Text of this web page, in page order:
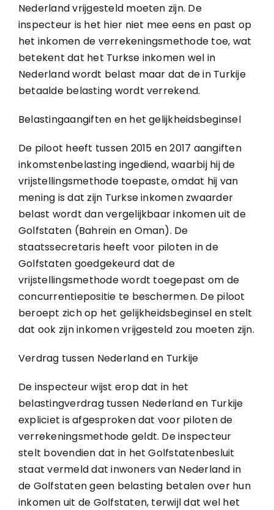
Nederland vrijgesteld moeten zijn. De
inspecteur is het hier niet mee eens en past op
het inkomen de verrekeningsmethode toe, wat
betekent dat het Turkse inkomen wel in
Nederland wordt belast maar dat de in Turkije
betaalde belasting wordt verrekend.
Belastingaangiften en het gelijkheidsbeginsel
De piloot heeft tussen 2015 en 2017 aangiften
inkomstenbelasting ingediend, waarbij hij de
vrijstellingsmethode toepaste, omdat hij van
mening is dat zijn Turkse inkomen zwaarder
belast wordt dan vergelijkbaar inkomen uit de
Golfstaten (Bahrein en Oman). De
staatssecretaris heeft voor piloten in de
Golfstaten goedgekeurd dat de
vrijstellingsmethode wordt toegepast om de
concurrentiepositie te beschermen. De piloot
beroept zich op het gelijkheidsbeginsel en stelt
dat ook zijn inkomen vrijgesteld zou moeten zijn.
Verdrag tussen Nederland en Turkije
De inspecteur wijst erop dat in het
belastingverdrag tussen Nederland en Turkije
expliciet is afgesproken dat voor piloten de
verrekeningsmethode geldt. De inspecteur
stelt bovendien dat in het Golfstatenbesluit
staat vermeld dat inwoners van Nederland in
de Golfstaten geen belasting betalen over hun
inkomen uit de Golfstaten, terwijl dat wel het